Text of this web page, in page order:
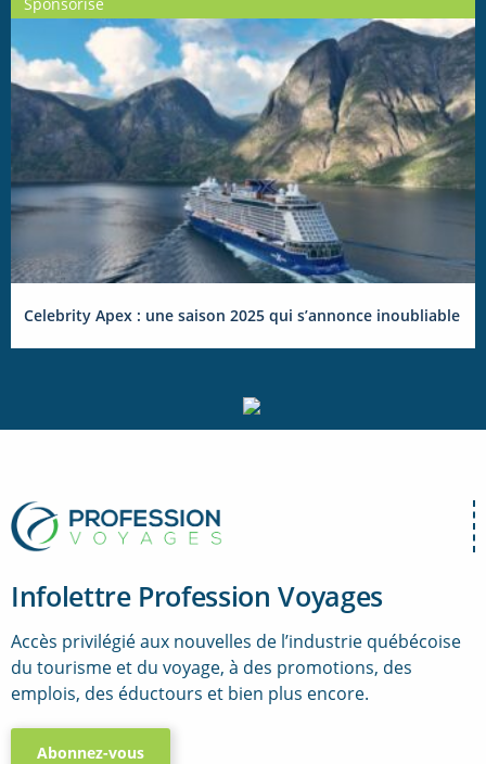
Celebrity Apex : une saison 2025 qui s’annonce inoubliable
Infolettre Profession Voyages
Accès privilégié aux nouvelles de l’industrie québécoise
du tourisme et du voyage, à des promotions, des
emplois, des éductours et bien plus encore.
Abonnez-vous